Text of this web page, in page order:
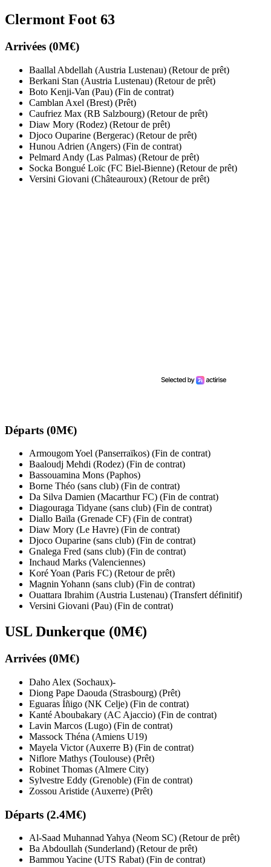
Clermont Foot 63
Arrivées (0M€)
Baallal Abdellah (Austria Lustenau) (Retour de prêt)
Berkani Stan (Austria Lustenau) (Retour de prêt)
Boto Kenji-Van (Pau) (Fin de contrat)
Camblan Axel (Brest) (Prêt)
Caufriez Max (RB Salzbourg) (Retour de prêt)
Diaw Mory (Rodez) (Retour de prêt)
Djoco Ouparine (Bergerac) (Retour de prêt)
Hunou Adrien (Angers) (Fin de contrat)
Pelmard Andy (Las Palmas) (Retour de prêt)
Socka Bongué Loïc (FC Biel-Bienne) (Retour de prêt)
Versini Giovani (Châteauroux) (Retour de prêt)
Départs (0M€)
Armougom Yoel (Panserraïkos) (Fin de contrat)
Baaloudj Mehdi (Rodez) (Fin de contrat)
Bassouamina Mons (Paphos)
Borne Théo (sans club) (Fin de contrat)
Da Silva Damien (Macarthur FC) (Fin de contrat)
Diagouraga Tidyane (sans club) (Fin de contrat)
Diallo Baïla (Grenade CF) (Fin de contrat)
Diaw Mory (Le Havre) (Fin de contrat)
Djoco Ouparine (sans club) (Fin de contrat)
Gnalega Fred (sans club) (Fin de contrat)
Inchaud Marks (Valenciennes)
Koré Yoan (Paris FC) (Retour de prêt)
Magnin Yohann (sans club) (Fin de contrat)
Ouattara Ibrahim (Austria Lustenau) (Transfert définitif)
Versini Giovani (Pau) (Fin de contrat)
USL Dunkerque (0M€)
Arrivées (0M€)
Daho Alex (Sochaux)-
Diong Pape Daouda (Strasbourg) (Prêt)
Eguaras Íñigo (NK Celje) (Fin de contrat)
Kanté Aboubakary (AC Ajaccio) (Fin de contrat)
Lavin Marcos (Lugo) (Fin de contrat)
Massock Théna (Amiens U19)
Mayela Victor (Auxerre B) (Fin de contrat)
Niflore Mathys (Toulouse) (Prêt)
Robinet Thomas (Almere City)
Sylvestre Eddy (Grenoble) (Fin de contrat)
Zossou Aristide (Auxerre) (Prêt)
Départs (2.4M€)
Al-Saad Muhannad Yahya (Neom SC) (Retour de prêt)
Ba Abdoullah (Sunderland) (Retour de prêt)
Bammou Yacine (UTS Rabat) (Fin de contrat)